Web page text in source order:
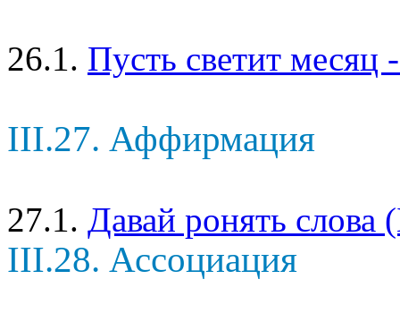
26.1. Пусть светит
III.27. Аффирмация
27.1. Давай ронять слова
III.28. Ассоциация